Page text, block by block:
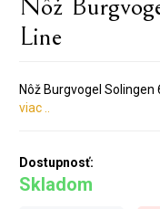
Nôž
Line
Nôž Burgvogel
viac ..
Dostupnosť:
Skladom